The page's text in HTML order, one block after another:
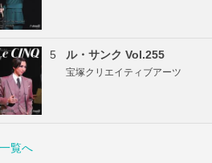
5 ル・サンク Vol.255
宝塚クリエイティブアーツ
覧へ